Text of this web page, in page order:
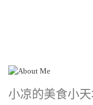
小凉的美食小